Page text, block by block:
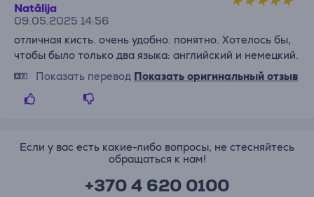
Natālija
09.05.2025 14:56
отличная кисть. очень удобно. понятно. Хотелось бы,
чтобы было только два языка: английский и немецкий.
Показать перевод Показать оригинальный отзыв
Если у вас есть какие-либо вопросы, не стесняйтесь
обращаться к нам!
+370 4 620 0100